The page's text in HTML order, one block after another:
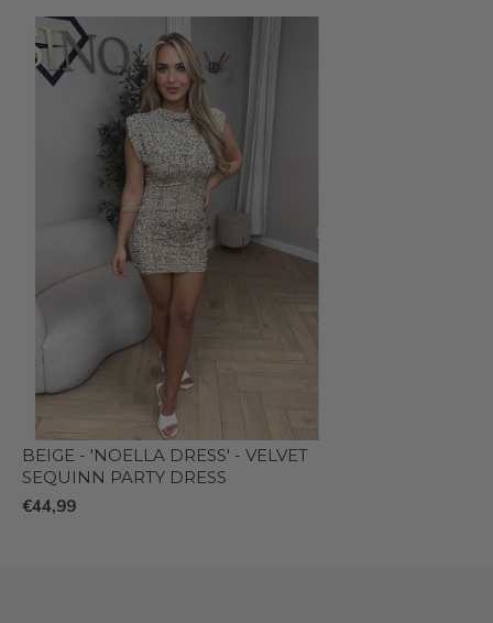
BEIGE - 'NOELLA DRESS' - VELVET
SEQUINN PARTY DRESS
€44,99